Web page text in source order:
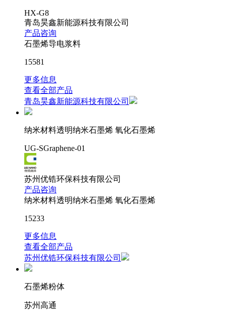
HX-G8
青岛昊鑫新能源科技有限公司
产品咨询
石墨烯导电浆料
15581
更多信息
查看全部产品
青岛昊鑫新能源科技有限公司
纳米材料透明纳米石墨烯 氧化石墨烯
UG-SGraphene-01
苏州优锆环保科技有限公司
产品咨询
纳米材料透明纳米石墨烯 氧化石墨烯
15233
更多信息
查看全部产品
苏州优锆环保科技有限公司
石墨烯粉体
苏州高通